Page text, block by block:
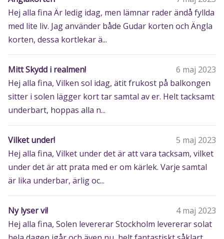
Hej alla fina Är ledig idag, men lämnar rader ändå fyllda
med lite liv. Jag använder både Gudar korten och Ängla
korten, dessa kortlekar ä...
Mitt Skydd i realmen!
6 maj 2023
Hej alla fina, Vilken sol idag, ätit frukost på balkongen
sitter i solen lägger kort tar samtal av er. Helt tacksamt
underbart, hoppas alla n...
Vilket under!
5 maj 2023
Hej alla fina, Vilket under det är att vara tacksam, vilket
under det är att prata med er om kärlek. Varje samtal
är lika underbar, ärlig oc...
Ny lyser vi!
4 maj 2023
Hej alla fina, Solen levererar Stockholm levererar solat